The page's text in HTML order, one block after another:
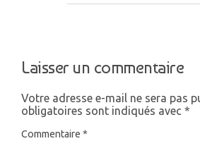
Laisser un commentaire
Votre adresse e-mail ne sera pas
obligatoires sont indiqués avec *
Commentaire *